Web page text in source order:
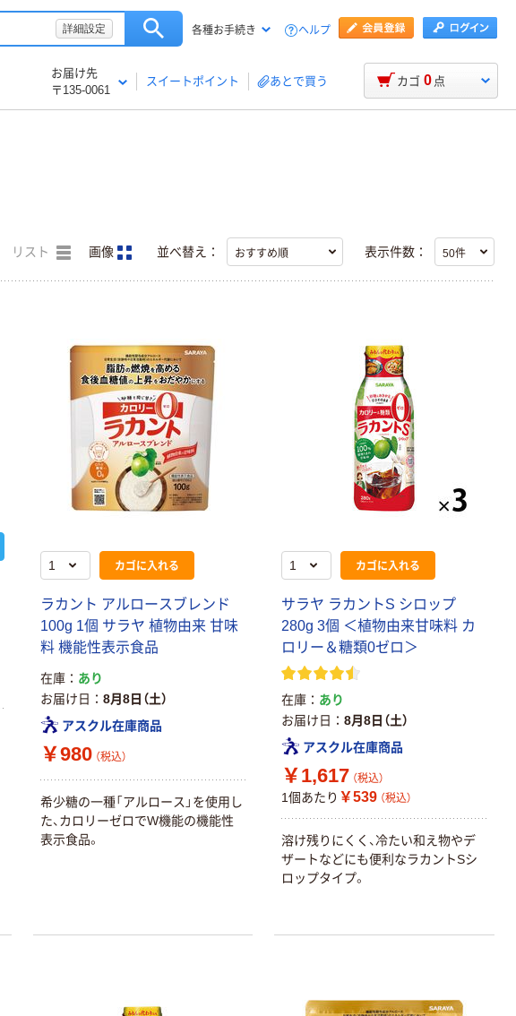
詳細設定 各種お手続き ヘルプ
お届け先
〒135-0061
スイートポイント あとで買う カゴ 0 点
リスト 画像 並べ替え： 表示件数：
カゴに入れる
ラカント アルロースブレンド
100g 1個 サラヤ 植物由来 甘味
料 機能性表示食品
在庫
あり
お届け日
8月8日（土）
アスクル在庫商品
￥980 （税込）
希少糖の一種「アルロース」を使用し
た、カロリーゼロでW機能の機能性
表示食品。
カゴに入れる
サラヤ ラカントS シロップ
280g 3個 ＜植物由来甘味料 カ
ロリー＆糖類0ゼロ＞
在庫
あり
お届け日
8月8日（土）
アスクル在庫商品
￥1,617 （税込）
1個あたり ￥539 （税込）
溶け残りにくく、冷たい和え物やデ
ザートなどにも便利なラカントSシ
ロップタイプ。